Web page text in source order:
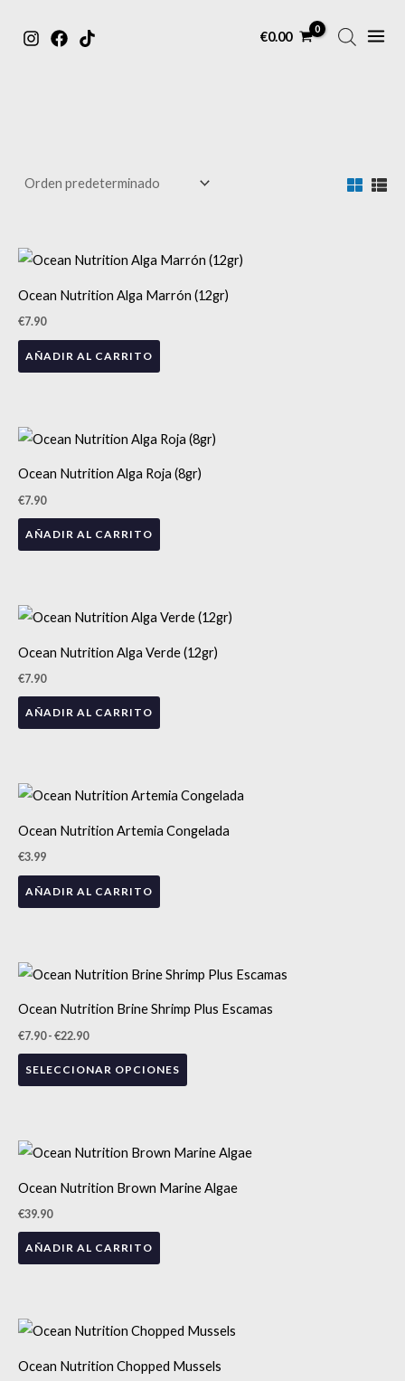
€0.00
MENU
Ocean Nutrition Alga Marrón (12gr)
€7.90
AÑADIR AL CARRITO
Ocean Nutrition Alga Roja (8gr)
€7.90
AÑADIR AL CARRITO
Ocean Nutrition Alga Verde (12gr)
€7.90
AÑADIR AL CARRITO
Ocean Nutrition Artemia Congelada
€3.99
AÑADIR AL CARRITO
Ocean Nutrition Brine Shrimp Plus Escamas
€7.90-€22.90
Rango
de
desde
hasta
€22.90
SELECCIONAR OPCIONES
Este
elegir
¡NOVEDAD!
Ocean Nutrition Brown Marine Algae
€39.90
AÑADIR AL CARRITO
Ocean Nutrition Chopped Mussels